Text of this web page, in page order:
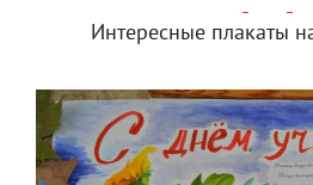
Интересные плакаты